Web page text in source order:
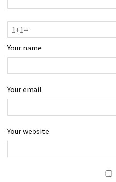
Your name
Your email
Your website